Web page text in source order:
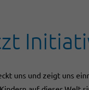
uns und zeigt uns